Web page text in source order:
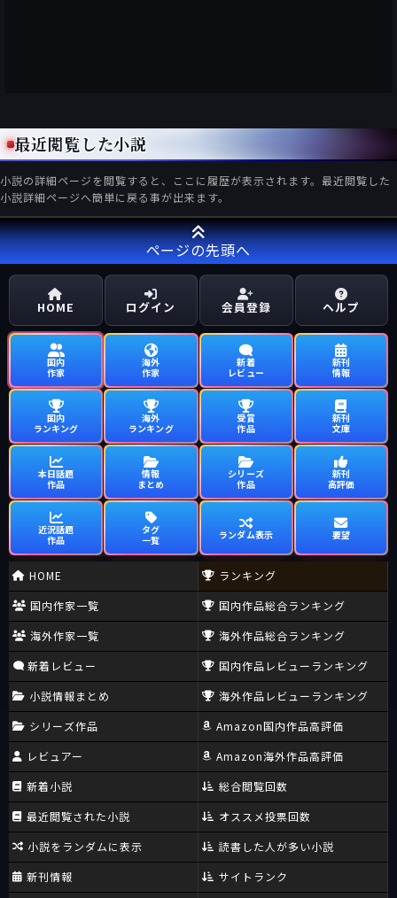
最近閲覧した小説
小説の詳細ページを閲覧すると、ここに履歴が表示されます。最近閲覧した
小説詳細ページへ簡単に戻る事が出来ます。
ページの先頭へ
HOME ログイン 会員登録 ヘルプ
国内
作家
海外
作家
新着
レビュー
新刊
情報
国内
ランキング
海外
ランキング
受賞
作品
新刊
文庫
本日話題
作品
情報
まとめ
シリーズ
作品
新刊
高評価
近況話題
作品
タグ
一覧
ランダム表示 要望
HOME
国内作家一覧
海外作家一覧
新着レビュー
小説情報まとめ
シリーズ作品
レビュアー
新着小説
最近閲覧された小説
小説をランダムに表示
新刊情報
ランキング
国内作品総合ランキング
海外作品総合ランキング
国内作品レビューランキング
海外作品レビューランキング
Amazon国内作品高評価
Amazon海外作品高評価
総合閲覧回数
オススメ投票回数
読書した人が多い小説
サイトランク